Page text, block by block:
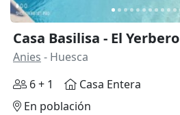
Casa Basilisa - El Yerbero
Anies - Huesca
6 + 1
Casa Entera
En población